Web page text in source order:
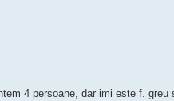
4 persoane, dar imi este f. greu